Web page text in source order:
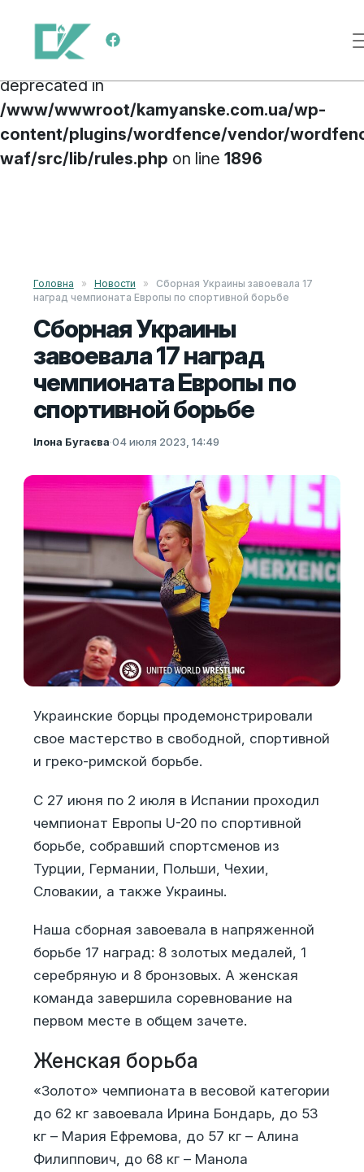
Deprecated
: preg_replace(): Passing null to
parameter #3 ($subject) of type array|string is
deprecated in
/www/wwwroot/kamyanske.com.ua/wp-
content/plugins/wordfence/vendor/
waf/src/lib/rules.php on line 1896
Меню навигации
Головна » Новости »
Сборная Украины завоевала 17
наград чемпионата Европы по спортивной борьбе
Сборная Украины
завоевала 17 наград
чемпионата Европы по
спортивной борьбе
Ілона Бугаєва·04 июля 2023, 14:49
Украинские борцы продемонстрировали
свое мастерство в свободной, спортивной
и греко-римской борьбе.
С 27 июня по 2 июля в Испании проходил
чемпионат Европы U-20 по спортивной
борьбе, собравший спортсменов из
Турции, Германии, Польши, Чехии,
Словакии, а также Украины.
Наша сборная завоевала в напряженной
борьбе 17 наград: 8 золотых медалей, 1
серебряную и 8 бронзовых. А женская
команда завершила соревнование на
первом месте в общем зачете.
Женская борьба
«Золото» чемпионата в весовой категории
до 62 кг завоевала Ирина Бондарь, до 53
кг – Мария Ефремова, до 57 кг – Алина
Филиппович, до 68 кг – Манола